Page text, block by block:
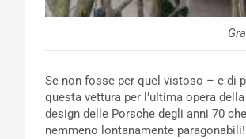
Se non fosse per quel vistoso – e di
questa vettura per l’ultima opera
design delle Porsche degli anni 70 che
nemmeno lontanamente paragonabili!